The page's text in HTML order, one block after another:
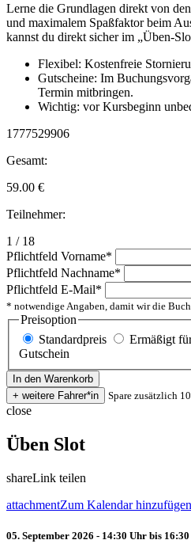
Lerne die Grundlagen direkt von
und maximalem Spaßfaktor beim
kannst du direkt sicher im „Üben-
Flexibel: Kostenfreie
Gutscheine: Im
Termin mitbringen.
Wichtig: vor Kursbeginn
1777529906
Gesamt:
59.00 €
Teilnehmer:
1 / 18
Pflichtfeld Vorname*
Pflichtfeld Nachname*
Pflichtfeld E-Mail*
* notwendige Angaben, damit wir die
Preisoption
Standardpreis
Ermäßigt
Gutschein
Spare zusätzlich
close
Üben Slot
shareLink teilen
attachmentZum Kalendar hinzufügen
05. September 2026 - 14:30 Uhr bis